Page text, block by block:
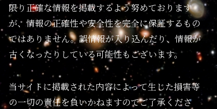
限り正確な情報を掲載するよう努めております
が、情報の正確性や安全性を完全に保証するもの
ではありません。誤情報が入り込んだり、情報が
古くなったりしている可能性もございます。
当サイトに掲載された内容によって生じた損害等
の一切の責任を負いかねますのでご了承くださ